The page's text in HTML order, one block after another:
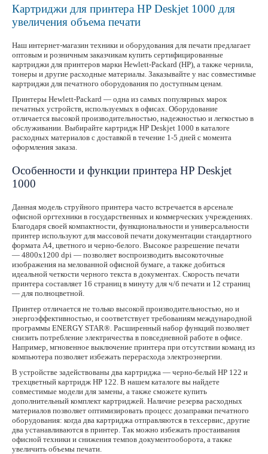
Картриджи для принтера HP Deskjet 1000 для
увеличения объема печати
Наш интернет-магазин техники и оборудования для печати предлагает
оптовым и розничным заказчикам купить сертифицированные
картриджи для принтеров марки Hewlett-Packard (HP), а также чернила,
тонеры и другие расходные материалы. Заказывайте у нас совместимые
картриджи для печатного оборудования по доступным ценам.
Принтеры Hewlett-Packard — одна из самых популярных марок
печатных устройств, используемых в офисах. Оборудование
отличается высокой производительностью, надежностью и легкостью в
обслуживании. Выбирайте картридж HP Deskjet 1000 в каталоге
расходных материалов с доставкой в течение 1-5 дней с момента
оформления заказа.
Особенности и функции принтера HP Deskjet
1000
Данная модель струйного принтера часто встречается в арсенале
офисной оргтехники в государственных и коммерческих учреждениях.
Благодаря своей компактности, функциональности и универсальности
принтер используют для массовой печати документации стандартного
формата А4, цветного и черно-белого. Высокое разрешение печати
— 4800х1200 dpi — позволяет воспроизводить высокоточные
изображения на мелованной офисной бумаге, а также добиться
идеальной четкости черного текста в документах. Скорость печати
принтера составляет 16 страниц в минуту для ч/б печати и 12 страниц
— для полноцветной.
Принтер отличается не только высокой производительностью, но и
энергоэффективностью, и соответствует требованиям международной
программы ENERGY STAR®. Расширенный набор функций позволяет
снизить потребление электричества в повседневной работе в офисе.
Например, мгновенное выключение принтера при отсутствии команд из
компьютера позволяет избежать перерасхода электроэнергии.
В устройстве задействованы два картриджа — черно-белый HP 122 и
трехцветный картридж HP 122. В нашем каталоге вы найдете
совместимые модели для замены, а также сможете купить
дополнительный комплект картриджей. Наличие резерва расходных
материалов позволяет оптимизировать процесс дозаправки печатного
оборудования: когда два картриджа отправляются в техсервис, другие
два устанавливаются в принтер. Так можно избежать простаивания
офисной техники и снижения темпов документооборота, а также
увеличить объемы печати.